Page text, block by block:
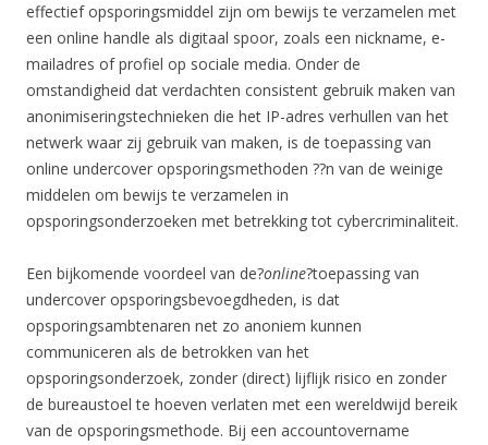
effectief opsporingsmiddel zijn om bewijs te verzamelen met
een online handle als digitaal spoor, zoals een nickname, e-
mailadres of profiel op sociale media. Onder de
omstandigheid dat verdachten consistent gebruik maken van
anonimiseringstechnieken die het IP-adres verhullen van het
netwerk waar zij gebruik van maken, is de toepassing van
online undercover opsporingsmethoden ??n van de weinige
middelen om bewijs te verzamelen in
opsporingsonderzoeken met betrekking tot cybercriminaliteit.
Een bijkomende voordeel van de?online?toepassing van
undercover opsporingsbevoegdheden, is dat
opsporingsambtenaren net zo anoniem kunnen
communiceren als de betrokken van het
opsporingsonderzoek, zonder (direct) lijflijk risico en zonder
de bureaustoel te hoeven verlaten met een wereldwijd bereik
van de opsporingsmethode. Bij een accountovername